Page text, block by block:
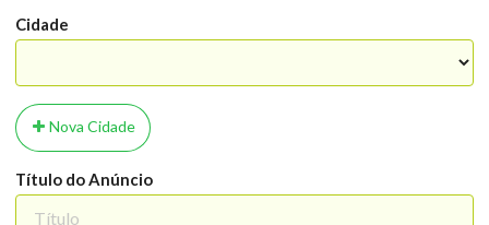
Cidade
Nova Cidade
Título do Anúncio